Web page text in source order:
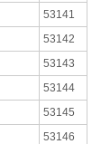
53141
53142
53143
53144
53145
53146